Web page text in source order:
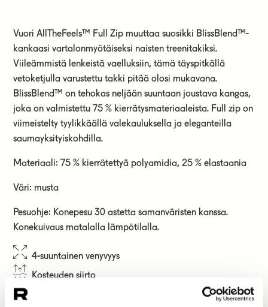
Vuori AllTheFeels™ Full Zip muuttaa suosikki BlissBlend™-
kankaasi vartalonmyötäiseksi naisten treenitakiksi.
Viileämmistä lenkeistä vaelluksiin, tämä täyspitkällä
vetoketjulla varustettu takki pitää olosi mukavana.
BlissBlend™ on tehokas neljään suuntaan joustava kangas,
joka on valmistettu 75 % kierrätysmateriaaleista. Full zip on
viimeistelty tyylikkäällä valekauluksella ja eleganteilla
saumayksityiskohdilla.
Materiaali: 75 % kierrätettyä polyamidia, 25 % elastaania
Väri: musta
Pesuohje: Konepesu 30 astetta samanväristen kanssa.
Konekuivaus matalalla lämpötilalla.
4-suuntainen venyvyys
Kosteuden siirto
Tehty kierrätetystä materiaalista